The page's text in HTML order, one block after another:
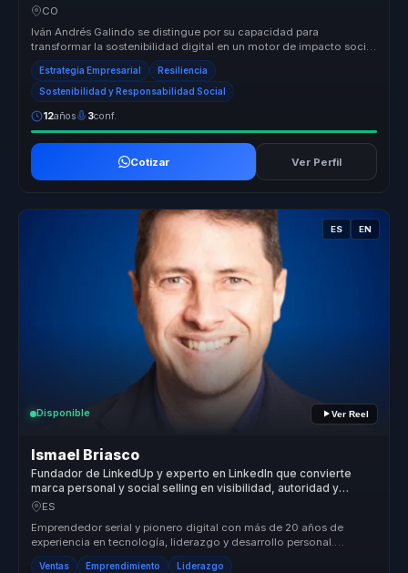
competitiva para empresas.
CO
Iván Andrés Galindo se distingue por su capacidad para
transformar la sostenibilidad digital en un motor de impacto social
real. Su enfoq...
Estrategia Empresarial Resiliencia
Sostenibilidad y Responsabilidad Social
12años 3conf.
Cotizar Ver Perfil
ES EN
Disponible Ver Reel
Ismael Briasco
Fundador de LinkedUp y experto en LinkedIn que convierte
marca personal y social selling en visibilidad, autoridad y
crecimiento comercial para empresas.
ES
Emprendedor serial y pionero digital con más de 20 años de
experiencia en tecnología, liderazgo y desarrollo personal.
Fundador y CEO de ...
Ventas Emprendimiento Liderazgo